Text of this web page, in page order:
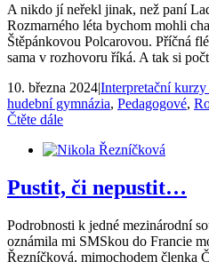
A nikdo jí neřekl jinak, než paní
Rozmarného léta bychom mohli
Štěpánkovou Polcarovou. Příčná
sama v rozhovoru říká. A tak si
10. března 2024|Interpretační kurzy
hudební gymnázia, Pedagogové,
Čtěte dále
Pustit, či nepustit…
Podrobnosti k jedné mezinárodní
oznámila mi SMSkou do Francie
Řezníčková, mimochodem členka